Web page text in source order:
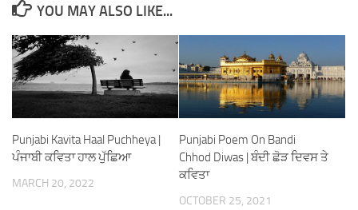
YOU MAY ALSO LIKE...
Punjabi Kavita Haal Puchheya |
ਪੰਜਾਬੀ ਕਵਿਤਾ ਹਾਲ ਪੁੱਛਿਆ
MARCH 20, 2022
Punjabi Poem On Bandi
Chhod Diwas | ਬੰਦੀ ਛੋੜ ਦਿਵਸ ਤੇ
ਕਵਿਤਾ
OCTOBER 25, 2021